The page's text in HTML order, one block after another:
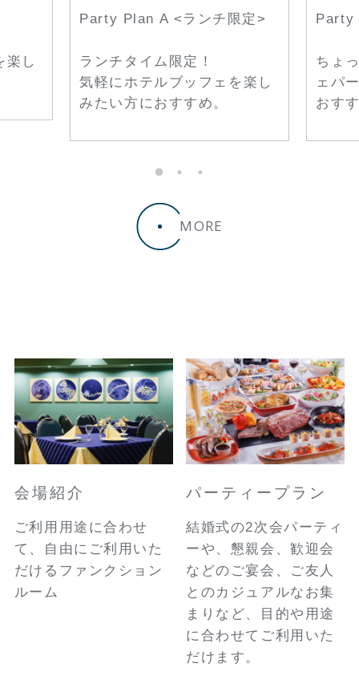
楽し
Party Plan A <ランチ限定>
ランチタイム限定！
気軽にホテルブッフェを楽し
みたい方におすすめ。
Party
ちょ
ェパ
おす
MORE
会場紹介
ご利用用途に合わせ
て、自由にご利用いた
だけるファンクション
ルーム
パーティープラン
結婚式の2次会パーティ
ーや、懇親会、歓迎会
などのご宴会、ご友人
とのカジュアルなお集
まりなど、目的や用途
に合わせてご利用いた
だけます。